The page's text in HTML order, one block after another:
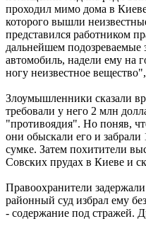
проходил мимо дома в
которого вышли
представился работником
дальнейшем подозреваемые
автомобиль, надели ему на
ногу неизвестное
Злоумышленники сказали
требовали у него 2 млн
"противоядия". Но поняв,
они обыскали его и
сумке. Затем похитители
Совских прудах в Киеве и
Правоохранители
районный суд избрал ему
- содержание под стражей.